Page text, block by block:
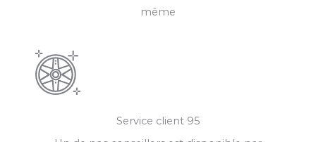
même
Service client 95